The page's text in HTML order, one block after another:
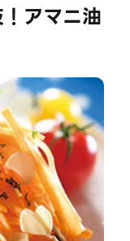
アマニ油